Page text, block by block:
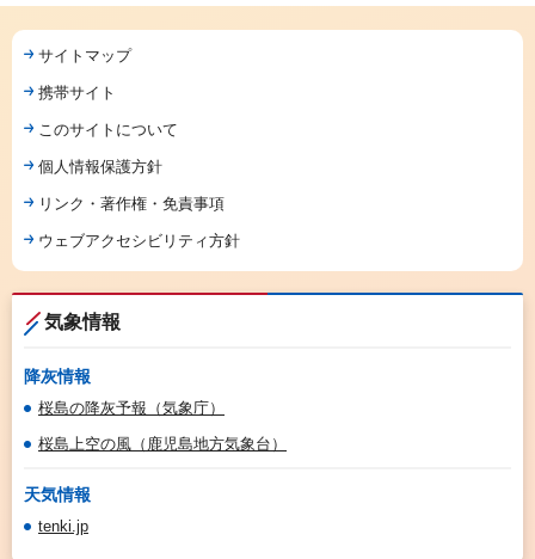
サイトマップ
携帯サイト
このサイトについて
個人情報保護方針
リンク・著作権・免責事項
ウェブアクセシビリティ方針
気象情報
降灰情報
桜島の降灰予報（気象庁）
桜島上空の風（鹿児島地方気象台）
天気情報
tenki.jp